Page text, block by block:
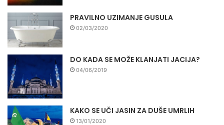
PRAVILNO UZIMANJE GUSULA
02/03/2020
DO KADA SE MOŽE KLANJATI JACIJA?
04/06/2019
KAKO SE UČI JASIN ZA DUŠE UMRLIH
13/01/2020